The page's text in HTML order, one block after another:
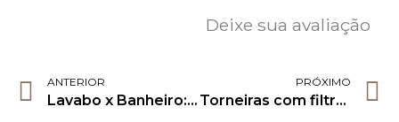
Deixe sua avaliação
ANTERIOR
Lavabo x Banheiro: descubra sobre suas diferenças na Modelar!
PRÓXIMO
Torneiras com filtro: descubra vantagens e desvantagens na Modelar!